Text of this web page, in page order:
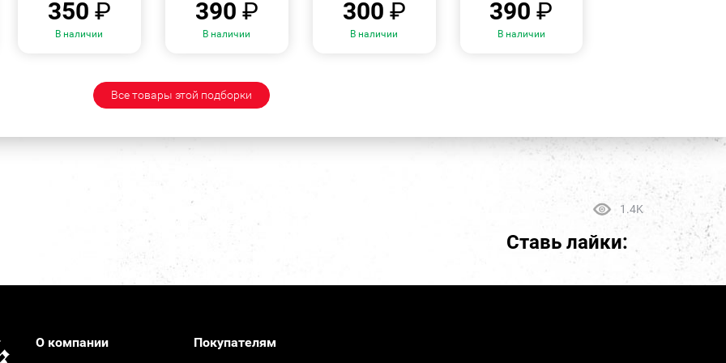
350 ₽
В наличии
390 ₽
В наличии
300 ₽
В наличии
390₽
В наличии
Все товары этой подборки
1.4K
Ставь лайки:
О компании Покупателям